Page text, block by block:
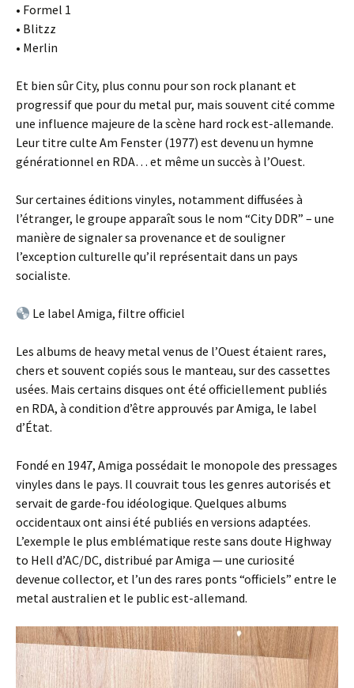
• Formel 1
• Blitzz
• Merlin
Et bien sûr City, plus connu pour son rock planant et
progressif que pour du metal pur, mais souvent cité comme
une influence majeure de la scène hard rock est-allemande.
Leur titre culte Am Fenster (1977) est devenu un hymne
générationnel en RDA… et même un succès à l’Ouest.
Sur certaines éditions vinyles, notamment diffusées à
l’étranger, le groupe apparaît sous le nom “City DDR” – une
manière de signaler sa provenance et de souligner
l’exception culturelle qu’il représentait dans un pays
socialiste.
Le label Amiga, filtre officiel
Les albums de heavy metal venus de l’Ouest étaient rares,
chers et souvent copiés sous le manteau, sur des cassettes
usées. Mais certains disques ont été officiellement publiés
en RDA, à condition d’être approuvés par Amiga, le label
d’État.
Fondé en 1947, Amiga possédait le monopole des pressages
vinyles dans le pays. Il couvrait tous les genres autorisés et
servait de garde-fou idéologique. Quelques albums
occidentaux ont ainsi été publiés en versions adaptées.
L’exemple le plus emblématique reste sans doute Highway
to Hell d’AC/DC, distribué par Amiga — une curiosité
devenue collector, et l’un des rares ponts “officiels” entre le
metal australien et le public est-allemand.